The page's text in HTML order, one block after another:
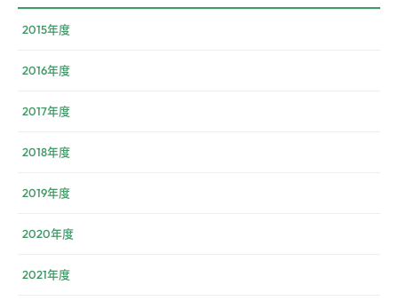
2015年度
2016年度
2017年度
2018年度
2019年度
2020年度
2021年度